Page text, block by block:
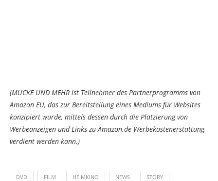
(MUCKE UND MEHR ist Teilnehmer des Partnerprogramms von
Amazon EU, das zur Bereitstellung eines Mediums für Websites
konzipiert wurde, mittels dessen durch die Platzierung von
Werbeanzeigen und Links zu Amazon.de Werbekostenerstattung
verdient werden kann.)
DVD FILM HEIMKINO NEWS STORY